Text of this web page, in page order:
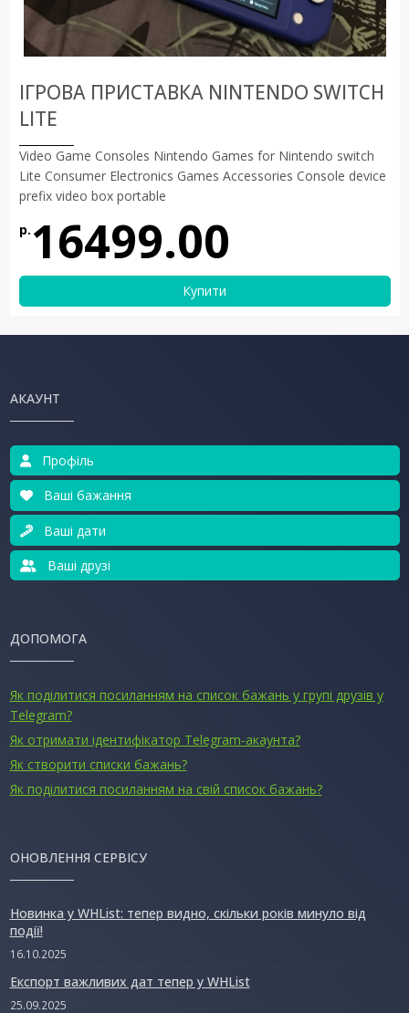
ІГРОВА ПРИСТАВКА NINTENDO SWITCH
LITE
Video Game Consoles Nintendo Games for Nintendo switch
Lite Consumer Electronics Games Accessories Console device
prefix video box portable
р. 16499.00
Купити
АКАУНТ
Профіль
Ваші бажання
Ваші дати
Ваші друзі
ДОПОМОГА
Як поділитися посиланням на список бажань у групі друзів у
Telegram?
Як отримати ідентифікатор Telegram-акаунта?
Як створити списки бажань?
Як поділитися посиланням на свій список бажань?
ОНОВЛЕННЯ СЕРВІСУ
Новинка у WHList: тепер видно, скільки років минуло від
події!
16.10.2025
Експорт важливих дат тепер у WHList
25.09.2025